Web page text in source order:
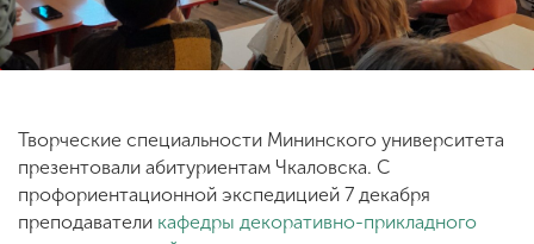
Приемная
комиссия
+7 (831) 262-26-20
Творческие специальности Мининского университета
презентовали абитуриентам Чкаловска. С
профориентационной экспедицией 7 декабря
преподаватели кафедры декоративно-прикладного